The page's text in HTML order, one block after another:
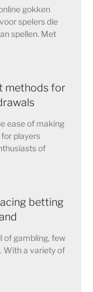
gokken
spelers die
spellen. Met
methods for
ease of making
players
of
betting
of gambling, few
With a variety of